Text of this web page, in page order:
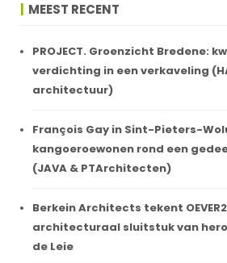
MEEST RECENT
PROJECT. Groenzicht Bredene:
verdichting in een verkaveling
architectuur)
François Gay in Sint-Pieters-
kangoeroewonen rond een
(JAVA & PTArchitecten)
Berkein Architects tekent
architecturaal sluitstuk van
de Leie